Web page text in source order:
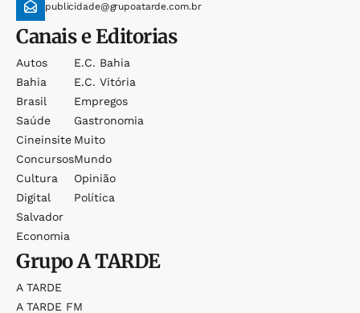
publicidade@grupoatarde.com.br
Canais e Editorias
Autos
Bahia
Brasil
Saúde
Cineinsite
Concursos
Cultura
Digital
Salvador
Economia
E.c. Bahia
E.c. Vitória
Empregos
Gastronomia
Muito
Mundo
Opinião
Política
GrupoA TARDE
A TARDE
A TARDE FM